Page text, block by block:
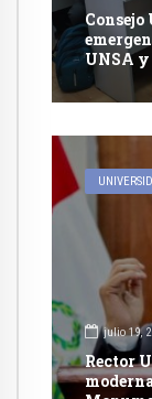
UNSA
julio 19,
Rector